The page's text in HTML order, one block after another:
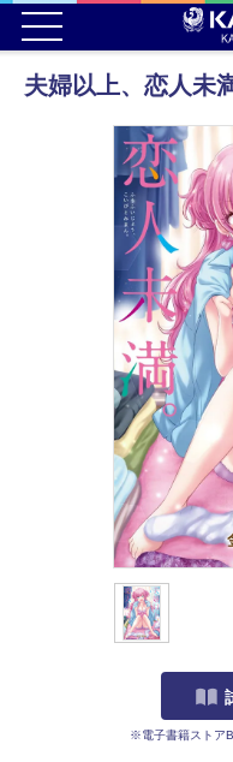
夫婦以上、恋人未
※電子書籍ストア